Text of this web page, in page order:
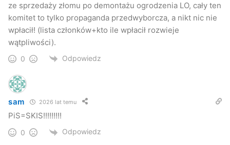
ze sprzedaży złomu po demontażu ogrodzenia LO, cały ten
komitet to tylko propaganda przedwyborcza, a nikt nic nie
wpłacił! (lista członków+kto ile wpłacił rozwieje
wątpliwości).
0 Odpowiedz
sam 2026 lat temu
PiS=SKIS!!!!!!!!!
0 Odpowiedz